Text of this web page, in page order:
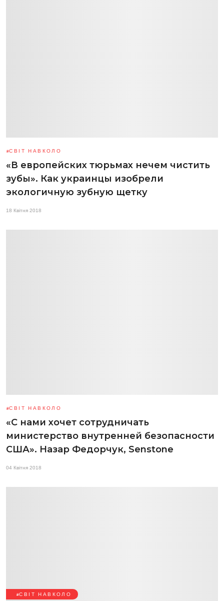
СВІТ НАВКОЛО
«В европейских тюрьмах нечем чистить
зубы». Как украинцы изобрели
экологичную зубную щетку
18 Квітня 2018
СВІТ НАВКОЛО
«С нами хочет сотрудничать
министерство внутренней безопасности
США». Назар Федорчук, Senstone
04 Квітня 2018
СВІТ НАВКОЛО